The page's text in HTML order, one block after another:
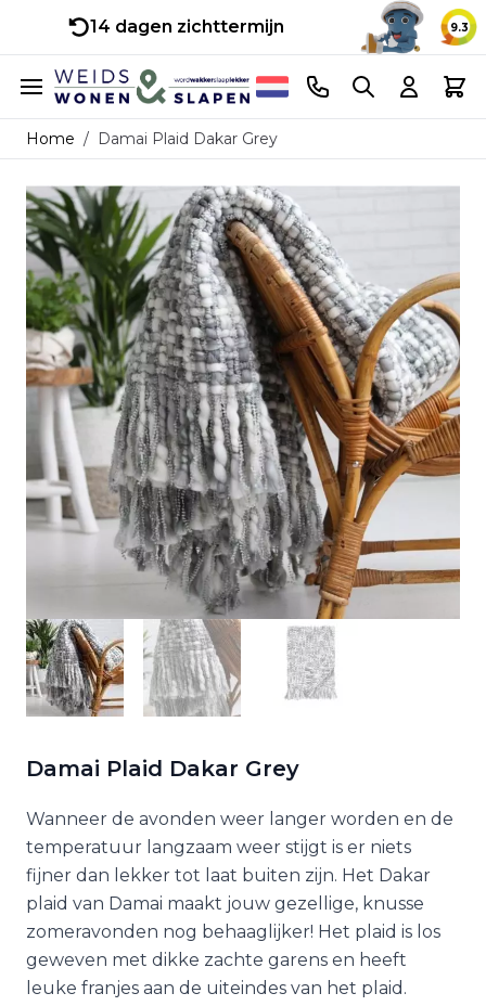
14 dagen zichttermijn 9.3
Ga naar de inhoud
Telefoonnummer
Search Cart
Home / Damai Plaid Dakar Grey
Damai Plaid Dakar Grey
Wanneer de avonden weer langer worden en de
temperatuur langzaam weer stijgt is er niets
fijner dan lekker tot laat buiten zijn. Het Dakar
plaid van Damai maakt jouw gezellige, knusse
zomeravonden nog behaaglijker! Het plaid is los
geweven met dikke zachte garens en heeft
leuke franjes aan de uiteindes van het plaid.